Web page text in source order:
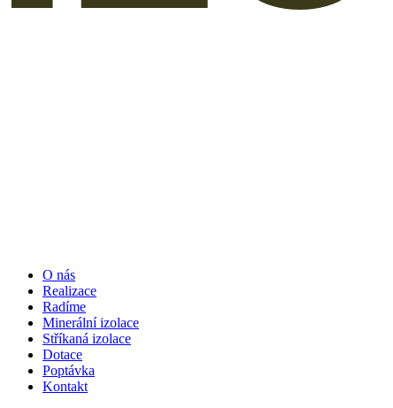
O nás
Realizace
Radíme
Minerální izolace
Stříkaná izolace
Dotace
Poptávka
Kontakt